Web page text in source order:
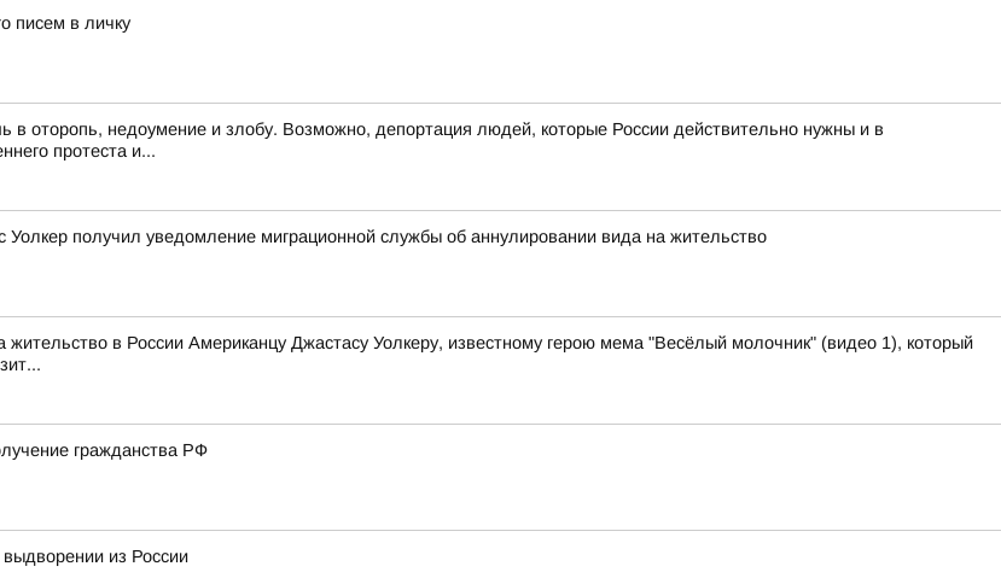
писем в личку
оторопь, недоумение и злобу. Возможно, депортация людей, которые России действительно нужны и в
протеста и...
получил уведомление миграционной службы об аннулировании вида на жительство
в России Американцу Джастасу Уолкеру, известному герою мема "Весёлый молочник" (видео 1), который
гражданства РФ
из России